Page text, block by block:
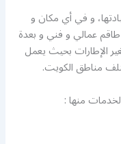
و في أي مكان و
عمالي و فني و بعدة
الإطارات بحيث يعمل
مناطق الكويت.
منها :